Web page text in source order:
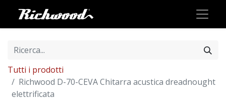
Tutti i prodotti
Richwood D-70-CEVA Chitarra acustica dreadnought
elettrificata